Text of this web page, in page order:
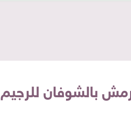
بالشوفان